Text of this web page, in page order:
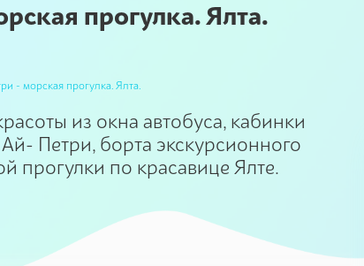
прогулка. Ялта.
- морская прогулка. Ялта.
из окна автобуса, кабинки
Петри, борта экскурсионного
прогулки по красавице Ялте.